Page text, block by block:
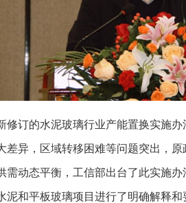
订的水泥玻璃行业产能置换实施
异，区域转移困难等问题突出，
动态平衡，工信部出台了此实施
和平板玻璃项目进行了明确解释